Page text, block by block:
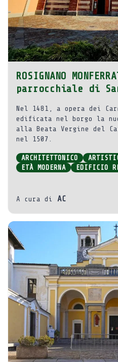
ROSIGNANO
parrocchiale di
Nel 1481, a opera dei
edificata nel borgo la
alla Beata Vergine del
nel 1507.
ARCHITETTONICO
ETÀ MODERNA
EDIFICIO
A cura di AC